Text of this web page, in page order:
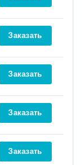
Заказать
Заказать
Заказать
Заказать